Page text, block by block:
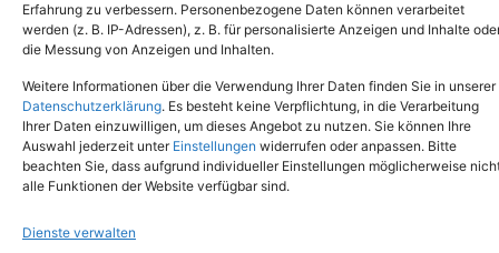
Erfahrung zu verbessern. Personenbezogene Daten können verarbeitet
werden (z. B. IP-Adressen), z. B. für personalisierte Anzeigen und Inhalte
die Messung von Anzeigen und Inhalten.
Weitere Informationen über die Verwendung Ihrer Daten finden Sie in unserer
Datenschutzerklärung. Es besteht keine Verpflichtung, in die Verarbeitung
Ihrer Daten einzuwilligen, um dieses Angebot zu nutzen. Sie können Ihre
Auswahl jederzeit unter Einstellungen widerrufen oder anpassen. Bitte
beachten Sie, dass aufgrund individueller Einstellungen möglicherweise
alle Funktionen der Website verfügbar sind.
Dienste verwalten
Copyright © 2024. Alle Rechte vorbehalten.
Tel.: (02651) - 77438info@tierheim-mayen.de
In der Pluns 1, 56727 Mayen